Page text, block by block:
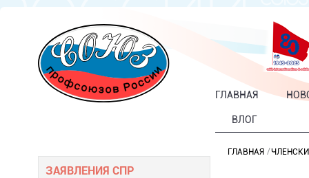
ГЛАВНАЯ
ВЛОГ
ЗАЯВЛЕНИЯ СПР
ГЛАВНАЯ